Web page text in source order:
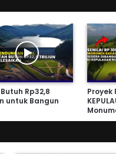
Butuh Rp32,8
untuk Bangun
Proyek